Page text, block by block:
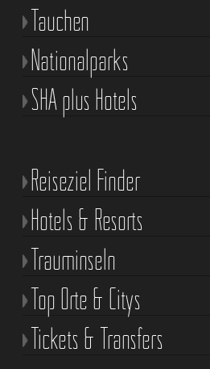
Tauchen
Nationalparks
SHA plus Hotels
Reiseziel Finder
Hotels & Resorts
Trauminseln
Top Orte & Citys
Tickets & Transfers